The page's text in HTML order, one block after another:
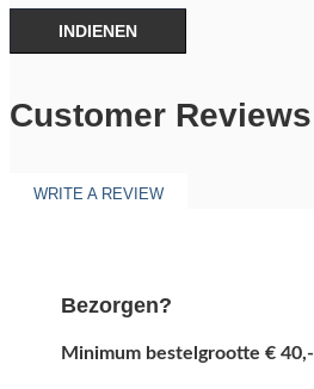
INDIENEN
Customer Reviews
WRITE A REVIEW
Bezorgen?
Minimum bestelgrootte € 40,-